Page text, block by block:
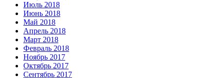
Июль 2018
Июнь 2018
Май 2018
Апрель 2018
Март 2018
Февраль 2018
Ноябрь 2017
Октябрь 2017
Сентябрь 2017